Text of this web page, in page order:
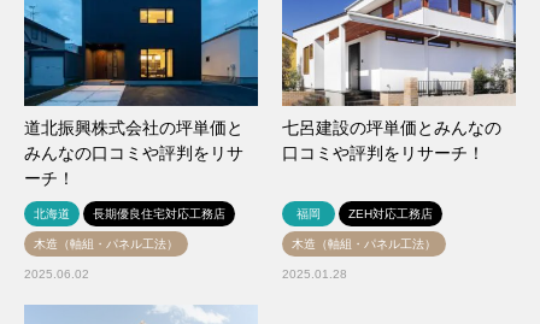
道北振興株式会社の坪単価と
みんなの口コミや評判をリサ
ーチ！
北海道 長期優良住宅対応工務店
木造（軸組・パネル工法）
2025.06.02
七呂建設の坪単価とみんなの
口コミや評判をリサーチ！
福岡 ZEH対応工務店
木造（軸組・パネル工法）
2025.01.28